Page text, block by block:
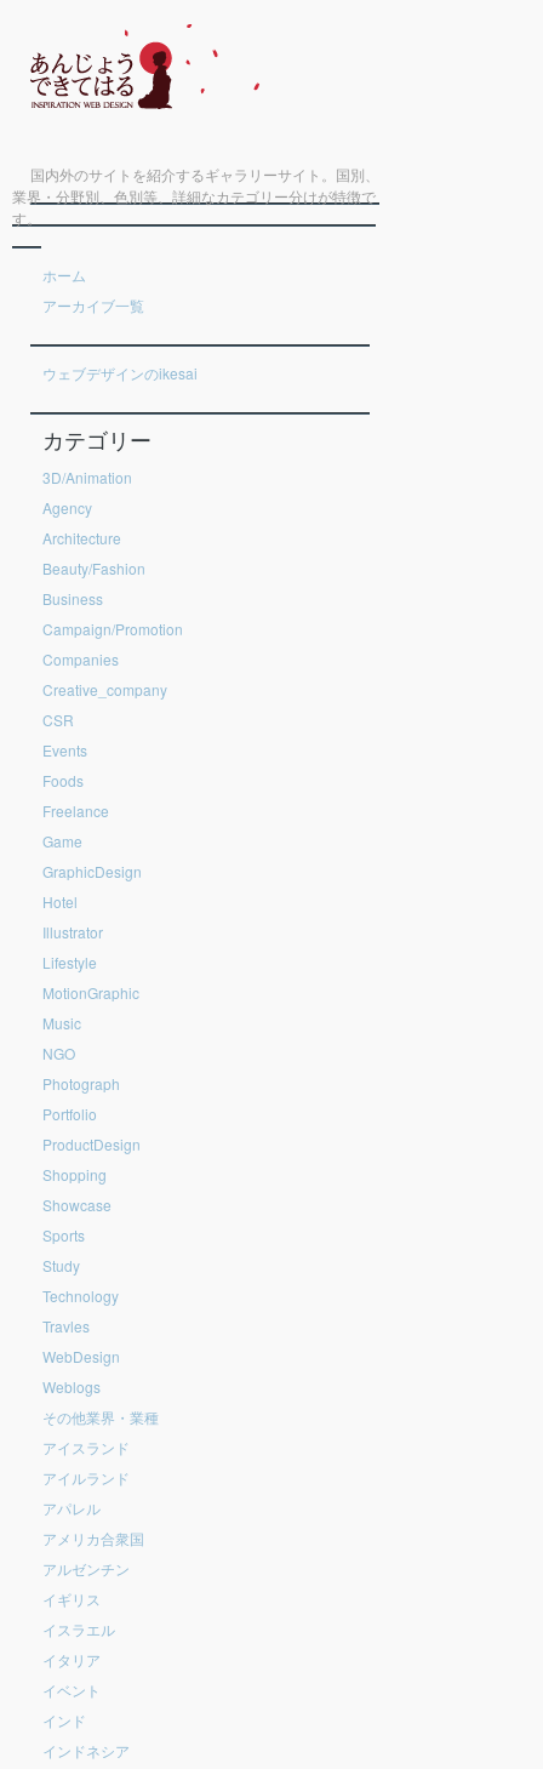
国内外のサイトを紹介するギャラリーサイト。国別、
業界・分野別、色別等、詳細なカテゴリー分けが特徴で
す。
ホーム
アーカイブ一覧
ウェブデザインのikesai
カテゴリー
3D/Animation
Agency
Architecture
Beauty/Fashion
Business
Campaign/Promotion
Companies
Creative_company
CSR
Events
Foods
Freelance
Game
GraphicDesign
Hotel
Illustrator
Lifestyle
MotionGraphic
Music
NGO
Photograph
Portfolio
ProductDesign
Shopping
Showcase
Sports
Study
Technology
Travles
WebDesign
Weblogs
その他業界・業種
アイスランド
アイルランド
アパレル
アメリカ合衆国
アルゼンチン
イギリス
イスラエル
イタリア
イベント
インド
インドネシア